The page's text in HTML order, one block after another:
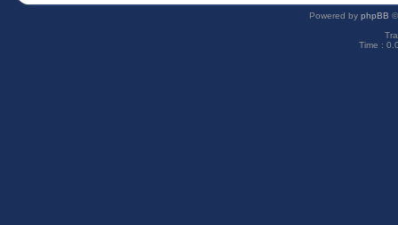
Powered by phpBB
Time :